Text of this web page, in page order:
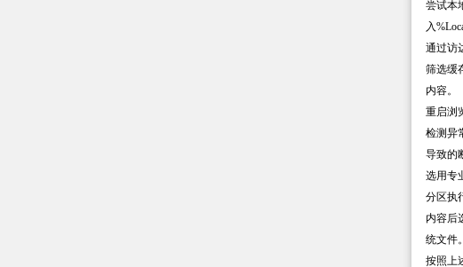
尝试本
入
通过访
筛选缓
内容。
重启浏
检测异
导致的
选用专
分区执
内容后
统文件。
按照上